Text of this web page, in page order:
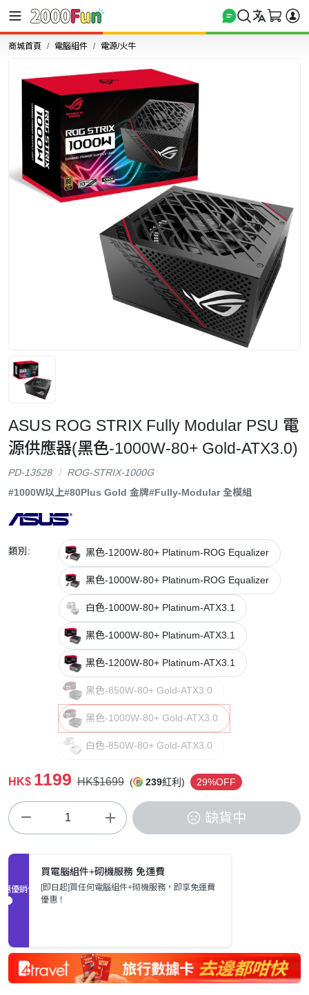
商城首頁 電腦組件 電源/火牛
ASUS ROG STRIX Fully Modular PSU 電
源供應器(黑色-1000W-80+ Gold-ATX3.0)
PD-13528
ROG-STRIX-1000G
#1000W以上#80Plus Gold 金牌#Fully-Modular 全模組
類別: 黑色-1200W-80+ Platinum-ROG Equalizer
黑色-1000W-80+ Platinum-ROG Equalizer
白色-1000W-80+ Platinum-ATX3.1
黑色-1000W-80+ Platinum-ATX3.1
黑色-1200W-80+ Platinum-ATX3.1
黑色-850W-80+ Gold-ATX3.0
黑色-1000W-80+ Gold-ATX3.0
白色-850W-80+ Gold-ATX3.0
HK$ 1199 HK$1699 ( 239紅利) 29%OFF
缺貨中
促銷優惠
買電腦組件+砌機服務 免運費
[即日起]買任何電腦組件+砌機服務，即享免運費
優惠！